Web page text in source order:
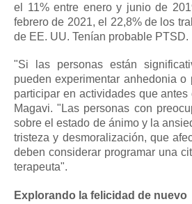
el 11% entre enero y junio de
febrero de 2021, el 22,8% de los
de EE. UU. Tenían probable PTSD.
"Si las personas están
pueden experimentar anhedonia o
participar en actividades que
Magavi."Las personas con
sobre el estado de ánimo y la
tristeza y desmoralización, que
deben considerar programar una
terapeuta".
Explorando la felicidad de nuevo